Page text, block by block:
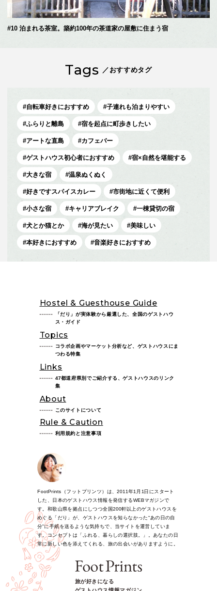
#10 泊まれる茶室。築約100年の茶道家の屋敷に住まう宿
Tags ／おすすめタグ
自転車好きにおすすめ 子連れも泊まりやすい
ふらりと離島 宿を起点に町歩きしたい
アートな直島 カフェバー
ゲストハウス初心者におすすめ 宿×自然を堪能する
大きな宿 温泉ぬくぬく
好きですスパイスカレー 市街地に近くて便利
小さな宿 キャリアブレイク 一棟貸切の宿
犬とか猫とか 海が見たい 美味しい
本好きにおすすめ 音楽好きにおすすめ
Hostel & Guesthouse Guide
「だり」が実体験から厳選した、全国のゲストハウ
ス・ガイド
Topics
コラボ企画やマーケット分析など、ゲストハウスにま
つわる特集
Links
47都道府県別でご紹介する、ゲストハウスのリンク
集
About
このサイトについて
Rule & Caution
利用規約と注意事項
FootPrints（フットプリンツ）は、2011年1月1日にスタート
した、日本のゲストハウス情報を発信するWEBマガジンで
す。和歌山県を拠点にしつつ全国200軒以上のゲストハウスを
めぐる「だり」が、ゲストハウスを知らなかった“あの日の自
分”に手紙を送るような気持ちで、当サイトを運営していま
す。コンセプトは「ふれる、暮らしの選択肢。」。あなたの日
常に新しい色を添えてくれる、旅の出会いがありますように。
旅が好きになる